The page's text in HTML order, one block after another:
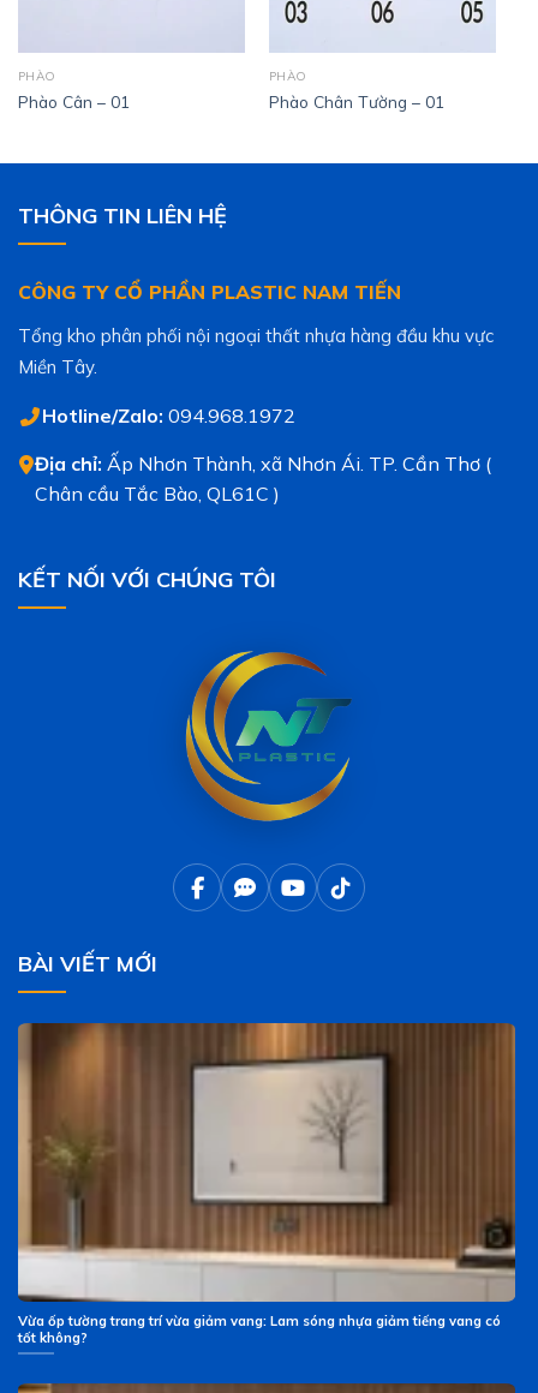
PHÀO
Phào Cân – 01
PHÀO
Phào Chân Tường – 01
THÔNG TIN LIÊN HỆ
CÔNG TY CỔ PHẦN PLASTIC NAM TIẾN
Tổng kho phân phối nội ngoại thất nhựa hàng đầu khu vực
Miền Tây.
Hotline/Zalo: 094.968.1972
Địa chỉ: Ấp Nhơn Thành, xã Nhơn Ái. TP. Cần Thơ (
Chân cầu Tắc Bào, QL61C )
KẾT NỐI VỚI CHÚNG TÔI
BÀI VIẾT MỚI
Vừa ốp tường trang trí vừa giảm vang: Lam sóng nhựa giảm tiếng vang có
tốt không?